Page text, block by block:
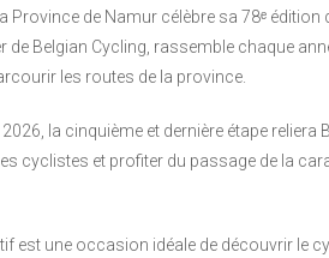
Province de Namur célèbre sa 78ᵉ
de Belgian Cycling, rassemble chaque
les routes de la province.
2026, la cinquième et dernière étape
cyclistes et profiter du passage de la
est une occasion idéale de découvrir le